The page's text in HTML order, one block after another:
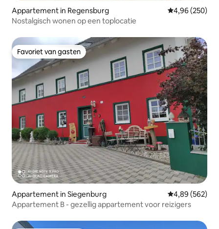
Appartement in Regensburg Gemiddelde
4,96 (250)
Nostalgisch wonen op een toplocatie
Favoriet van gasten
Favoriet van gasten
Appartement in Siegenburg Gemiddelde
4,89 (562)
Appartement B - gezellig appartement voor reizigers